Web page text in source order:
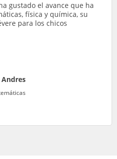
gustado el avance que ha
física y química, su
para los chicos